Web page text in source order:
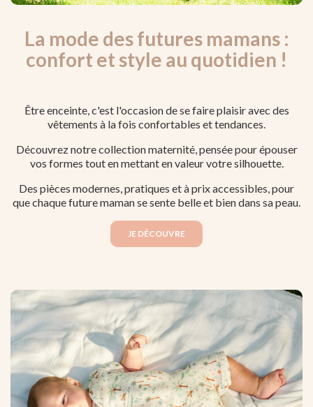
La mode des futures mamans :
confort et style au quotidien !
Être enceinte, c'est l'occasion de se faire plaisir avec des
vêtements à la fois confortables et tendances.
Découvrez notre collection maternité, pensée pour épouser
vos formes tout en mettant en valeur votre silhouette.
Des pièces modernes, pratiques et à prix accessibles, pour
que chaque future maman se sente belle et bien dans sa peau.
JE DÉCOUVRE